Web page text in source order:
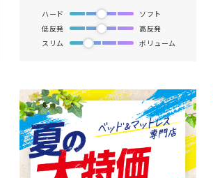
ハード
ソフト
低反発
高反発
スリム
ボリューム